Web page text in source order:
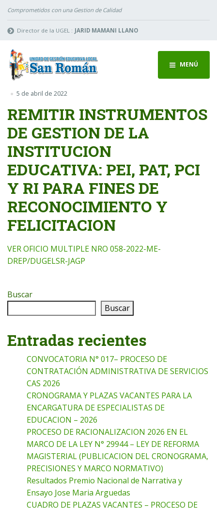
Comprometidos con una Gestion de Calidad
Director de la UGEL : JARID MAMANI LLANO
MENÚ
5 de abril de 2022
REMITIR INSTRUMENTOS
DE GESTION DE LA
INSTITUCION
EDUCATIVA: PEI, PAT, PCI
Y RI PARA FINES DE
RECONOCIMIENTO Y
FELICITACION
VER OFICIO MULTIPLE NRO 058-2022-ME-
DREP/DUGELSR-JAGP
Buscar
Buscar
Entradas recientes
CONVOCATORIA N° 017– PROCESO DE
CONTRATACIÓN ADMINISTRATIVA DE SERVICIOS
CAS 2026
CRONOGRAMA Y PLAZAS VACANTES PARA LA
ENCARGATURA DE ESPECIALISTAS DE
EDUCACION – 2026
PROCESO DE RACIONALIZACION 2026 EN EL
MARCO DE LA LEY N° 29944 – LEY DE REFORMA
MAGISTERIAL (PUBLICACION DEL CRONOGRAMA,
PRECISIONES Y MARCO NORMATIVO)
Resultados Premio Nacional de Narrativa y
Ensayo Jose Maria Arguedas
CUADRO DE PLAZAS VACANTES – PROCESO DE